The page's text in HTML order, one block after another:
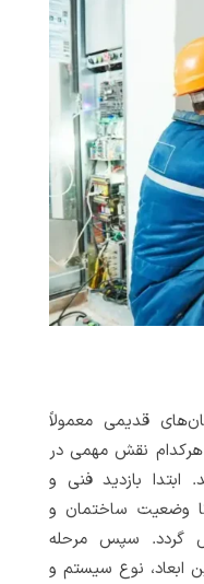
قدیمی معمولاً
نقش مهمی در
ابتدا بازدید فنی و
وضعیت ساختمان و
سپس مرحله
ابعاد، نوع سیستم و